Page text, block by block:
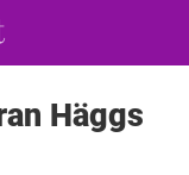
Häggs